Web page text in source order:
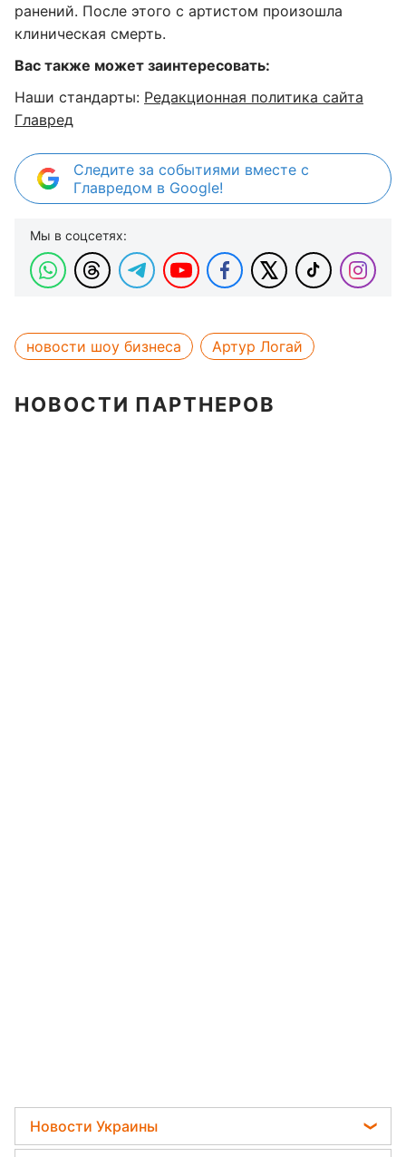
ранений. После этого с артистом произошла
клиническая смерть.
Вас также может заинтересовать:
Наши стандарты: Редакционная политика сайта
Главред
Следите за событиями вместе с
Главредом в Google!
Мы в соцсетях:
новости шоу бизнеса Артур Логай
НОВОСТИ ПАРТНЕРОВ
Новости Украины